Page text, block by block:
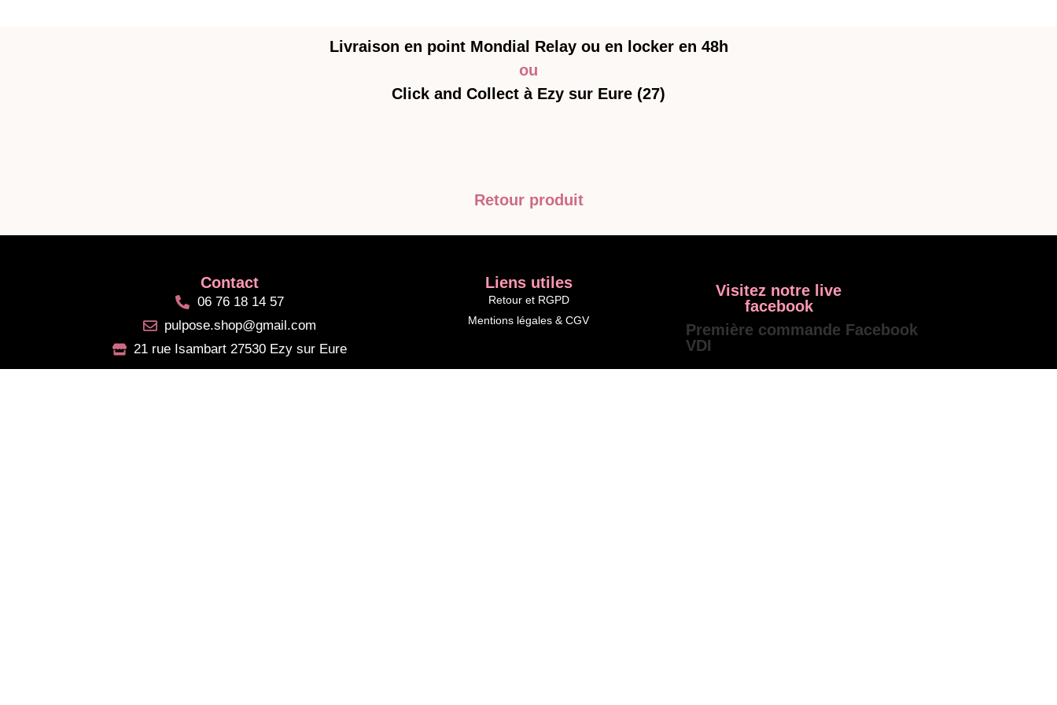
Livraison en point Mondial Relay ou en locker en 48h
ou
Click and Collect à Ezy sur Eure (27)
Retour produit
Contact
06 76 18 14 57
pulpose.shop@gmail.com
21 rue Isambart 27530 Ezy sur Eure
Liens utiles
Mentions légales & CGV
Retour et RGPD
Visitez notre live
facebook
Première commande Facebook
VDI